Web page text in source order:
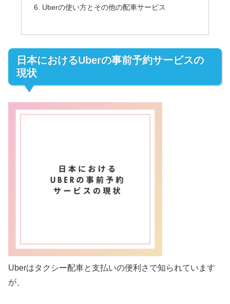
Uberの使い方とその他の配車サービス
日本におけるUberの事前予約サービスの
現状
Uberはタクシー配車と支払いの便利さで知られています
が、